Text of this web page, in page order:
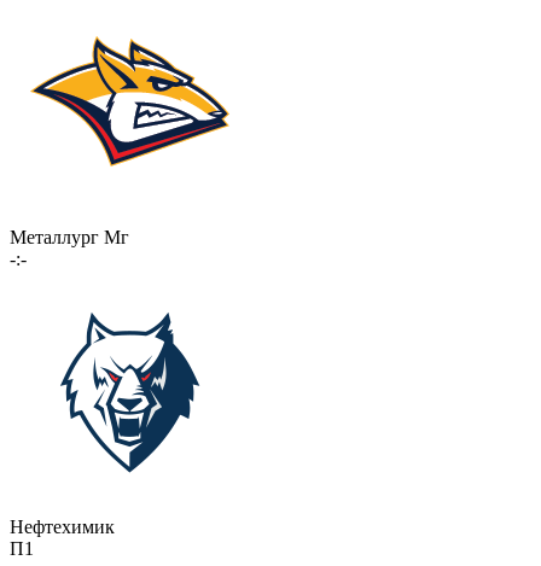
Металлург Мг
-:-
Нефтехимик
П1